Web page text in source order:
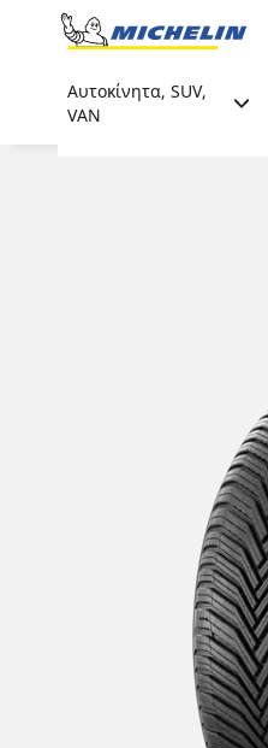
Go to page content
Αυτοκίνητα, SUV,
VAN